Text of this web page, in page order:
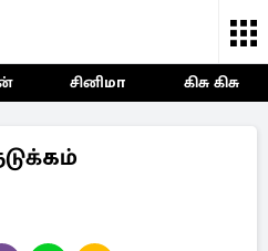
சினிமா கிசு கிசு